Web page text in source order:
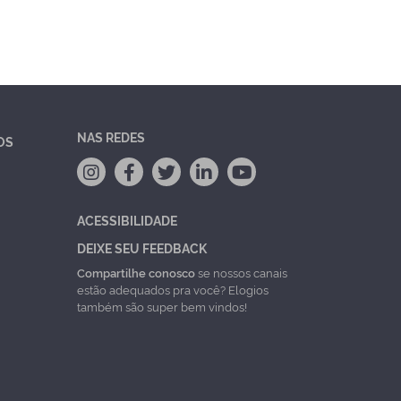
NAS REDES
ACESSIBILIDADE
DEIXE SEU FEEDBACK
Compartilhe conoscose nossos canais
estão adequados pra você? Elogios
também são super bem vindos!